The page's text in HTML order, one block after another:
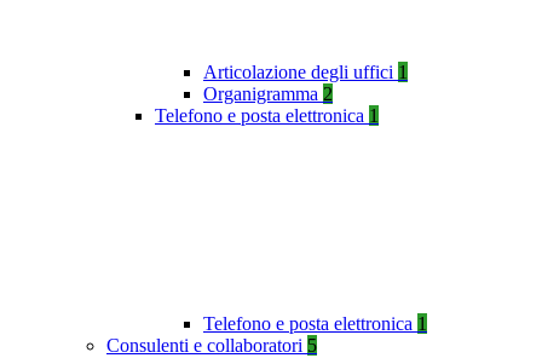
Articolazione degli uffici 1
Organigramma 2
Telefono e posta elettronica 1
Telefono e posta elettronica 1
Consulenti e collaboratori 5